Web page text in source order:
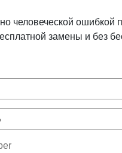
человеческой
замены и без